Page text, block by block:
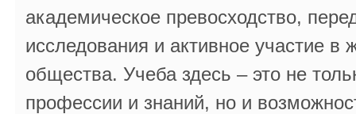
академическое превосходство,
исследования и активное участие в
общества. Учеба здесь – это не
профессии и знаний, но и